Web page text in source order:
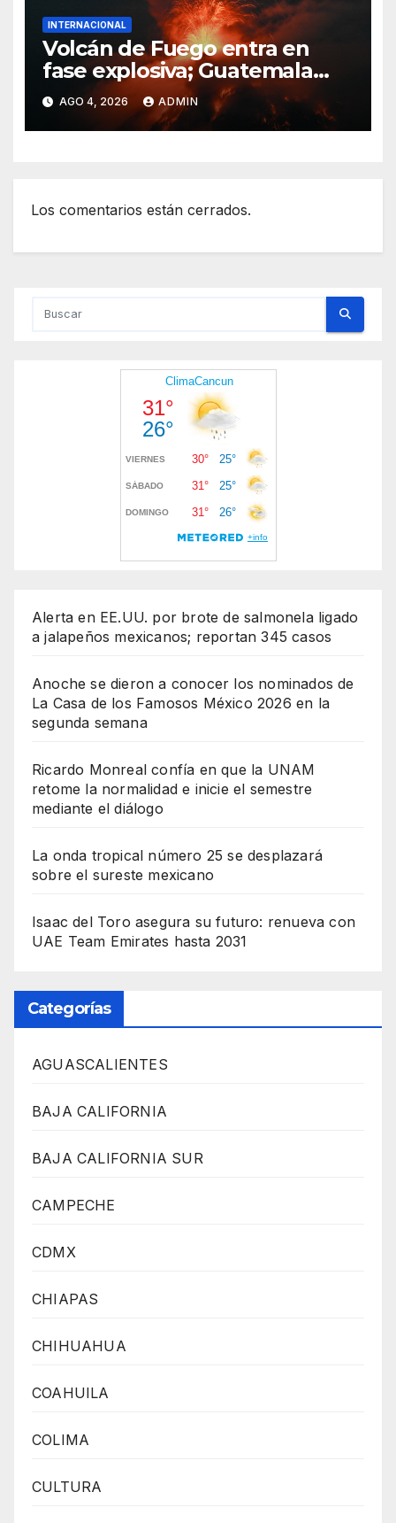
INTERNACIONAL
Volcán de Fuego entra en
fase explosiva; Guatemala
activa alerta anaranjada
AGO 4, 2026 ADMIN
Los comentarios están cerrados.
Alerta en EE.UU. por brote de salmonela ligado
a jalapeños mexicanos; reportan 345 casos
Anoche se dieron a conocer los nominados de
La Casa de los Famosos México 2026 en la
segunda semana
Ricardo Monreal confía en que la UNAM
retome la normalidad e inicie el semestre
mediante el diálogo
La onda tropical número 25 se desplazará
sobre el sureste mexicano
Isaac del Toro asegura su futuro: renueva con
UAE Team Emirates hasta 2031
Categorías
AGUASCALIENTES
BAJA CALIFORNIA
BAJA CALIFORNIA SUR
CAMPECHE
CDMX
CHIAPAS
CHIHUAHUA
COAHUILA
COLIMA
CULTURA